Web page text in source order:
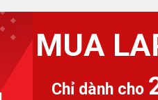
MUA
Chỉ dành cho